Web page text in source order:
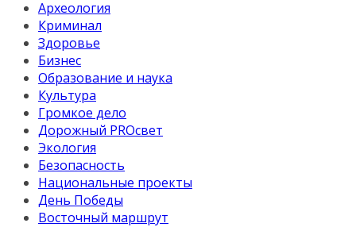
Археология
Криминал
Здоровье
Бизнес
Образование и наука
Культура
Громкое дело
Дорожный PROсвет
Экология
Безопасность
Национальные проекты
День Победы
Восточный маршрут